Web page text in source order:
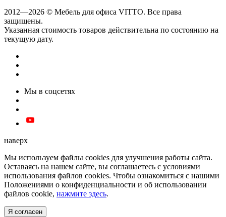
2012—2026 © Мебель для офиса VITTO. Все права
защищены.
Указанная стоимость товаров действительна по состоянию на
текущую дату.
Мы в соцсетях
наверх
Мы используем файлы cookies для улучшения работы сайта.
Оставаясь на нашем сайте, вы соглашаетесь с условиями
использования файлов cookies. Чтобы ознакомиться с нашими
Положениями о конфиденциальности и об использовании
файлов cookie, нажмите здесь.
Я согласен